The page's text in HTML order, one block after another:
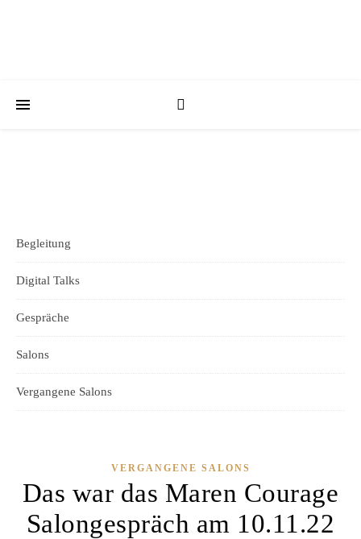
Begleitung
Digital Talks
Gespräche
Salons
Vergangene Salons
VERGANGENE SALONS
Das war das Maren Courage
Salongespräch am 10.11.22